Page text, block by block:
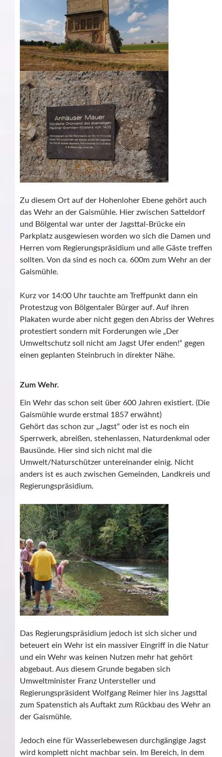
Zu diesem Ort auf der Hohenloher Ebene gehört auch
das Wehr an der Gaismühle. Hier zwischen Satteldorf
und Bölgental war unter der Jagsttal-Brücke ein
Parkplatz ausgewiesen worden wo sich die Damen und
Herren vom Regierungspräsidium und alle Gäste treffen
sollten. Von da sind es noch ca. 600m zum Wehr an der
Gaismühle.
Kurz vor 14:00 Uhr tauchte am Treffpunkt dann ein
Protestzug von Bölgentaler Bürger auf. Auf ihren
Plakaten wurde aber nicht gegen den Abriss der Wehres
protestiert sondern mit Forderungen wie „Der
Umweltschutz soll nicht am Jagst Ufer enden!“ gegen
einen geplanten Steinbruch in direkter Nähe.
Zum Wehr.
Ein Wehr das schon seit über 600 Jahren existiert. (Die
Gaismühle wurde erstmal 1857 erwähnt)
Gehört das schon zur „Jagst“ oder ist es noch ein
Sperrwerk, abreißen, stehenlassen, Naturdenkmal oder
Bausünde. Hier sind sich nicht mal die
Umwelt/Naturschützer untereinander einig. Nicht
anders ist es auch zwischen Gemeinden, Landkreis und
Regierungspräsidium.
Das Regierungspräsidium jedoch ist sich sicher und
beteuert ein Wehr ist ein massiver Eingriff in die Natur
und ein Wehr was keinen Nutzen mehr hat gehört
abgebaut. Aus diesem Grunde begaben sich
Umweltminister Franz Untersteller und
Regierungspräsident Wolfgang Reimer hier ins Jagsttal
zum Spatenstich als Auftakt zum Rückbau des Wehr an
der Gaismühle.
Jedoch eine für Wasserlebewesen durchgängige Jagst
wird komplett nicht machbar sein. Im Bereich, in dem